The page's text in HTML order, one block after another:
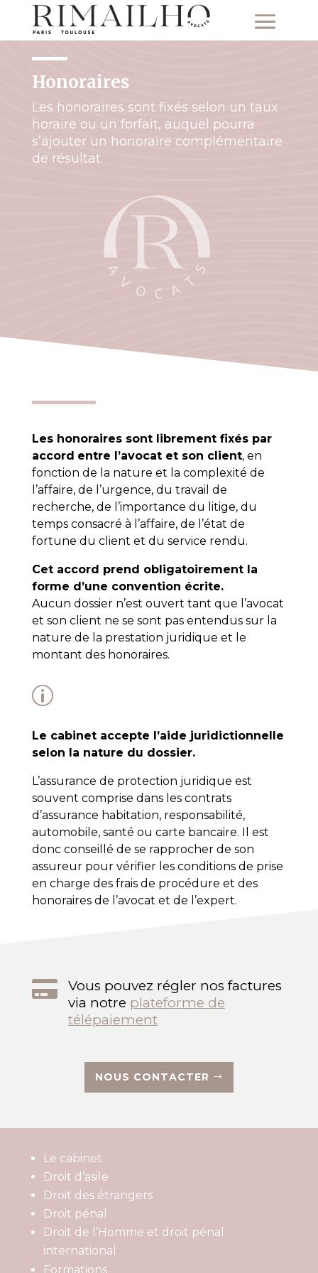
Honoraires
Les honoraires sont fixés selon un taux
horaire ou un forfait, auquel pourra
s’ajouter un honoraire complémentaire
de résultat.
Les honoraires sont librement fixés par
accord entre l’avocat et son client, en
fonction de la nature et la complexité de
l’affaire, de l’urgence, du travail de
recherche, de l’importance du litige, du
temps consacré à l’affaire, de l’état de
fortune du client et du service rendu.
Cet accord prend obligatoirement la
forme d’une convention écrite.
Aucun dossier n’est ouvert tant que l’avocat
et son client ne se sont pas entendus sur la
nature de la prestation juridique et le
montant des honoraires.
p
Le cabinet accepte l’aide juridictionnelle
selon la nature du dossier.
L’assurance de protection juridique est
souvent comprise dans les contrats
d’assurance habitation, responsabilité,
automobile, santé ou carte bancaire. Il est
donc conseillé de se rapprocher de son
assureur pour vérifier les conditions de prise
en charge des frais de procédure et des
honoraires de l’avocat et de l’expert.

Vous pouvez régler nos factures
via notre plateforme de
télépaiement
NOUS CONTACTER
Le cabinet
Droit d’asile
Droit des étrangers
Droit pénal
Droit de l’Homme et droit pénal
international
Formations